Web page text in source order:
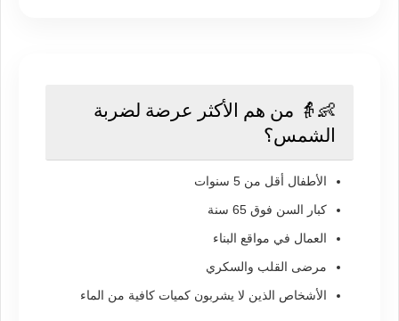
👶👵 من هم الأكثر عرضة لضربة
الشمس؟
الأطفال أقل من 5 سنوات
كبار السن فوق 65 سنة
العمال في مواقع البناء
مرضى القلب والسكري
الأشخاص الذين لا يشربون كميات كافية من الماء